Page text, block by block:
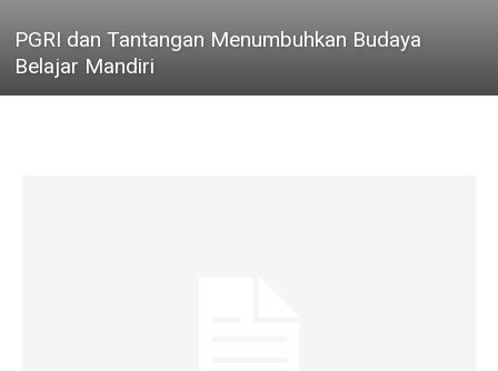
PGRI dan Tantangan Menumbuhkan Budaya
Belajar Mandiri